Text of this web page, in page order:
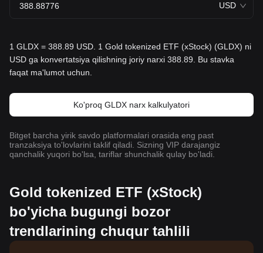
USD
1 GLDX = 388.89 USD. 1 Gold tokenized ETF (xStock) (GLDX) ni
USD ga konvertatsiya qilishning joriy narxi 388.89. Bu stavka
faqat ma'lumot uchun.
Ko'proq GLDX narx kalkulyatori
Bitget barcha yirik savdo platformalari orasida eng past
tranzaksiya to'lovlarini taklif qiladi. Sizning VIP darajangiz
qanchalik yuqori bo'lsa, tariflar shunchalik qulay bo'ladi.
Gold tokenized ETF (xStock)
bo'yicha bugungi bozor
trendlarining chuqur tahlili